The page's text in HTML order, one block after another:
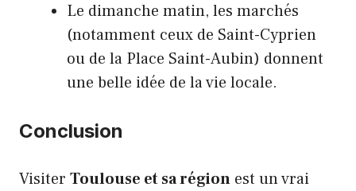
Le dimanche matin, les marchés
(notamment ceux de Saint-Cyprien
ou de la Place Saint-Aubin) donnent
une belle idée de la vie locale.
Conclusion
Visiter Toulouse et sa région est un vrai